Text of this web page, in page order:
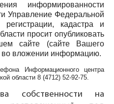
информированности
Управление Федеральной
регистрации, кадастра и
просит опубликовать
сайте (сайте Вашего
во вложении информацию.
Информационного центра
области 8 (4712) 52-92-75.
собственности на